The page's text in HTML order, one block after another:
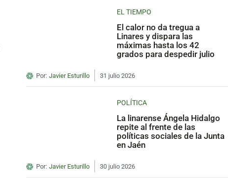
EL TIEMPO
El calor no da tregua a
Linares y dispara las
máximas hasta los 42
grados para despedir julio
Por: Javier Esturillo 31 julio 2026
POLÍTICA
La linarense Ángela Hidalgo
repite al frente de las
políticas sociales de la Junta
en Jaén
Por: Javier Esturillo 30 julio 2026